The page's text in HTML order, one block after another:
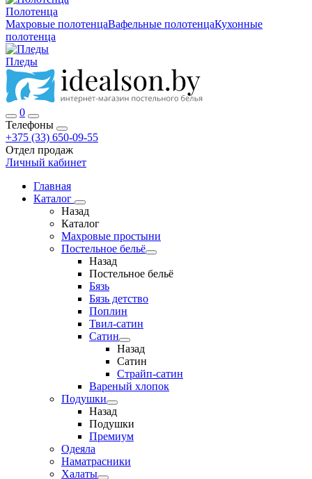
Полотенца
Махровые полотенцаВафельные полотенцаКухонные
полотенца
Пледы
0
Телефоны
+375 (33) 650-09-55
Отдел продаж
Личный кабинет
Главная
Каталог
Назад
Каталог
Махровые простыни
Постельное бельё
Назад
Постельное бельё
Бязь
Бязь детство
Поплин
Твил-сатин
Сатин
Назад
Сатин
Страйп-сатин
Вареный хлопок
Подушки
Назад
Подушки
Премиум
Одеяла
Наматрасники
Халаты